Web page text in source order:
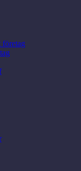
företag